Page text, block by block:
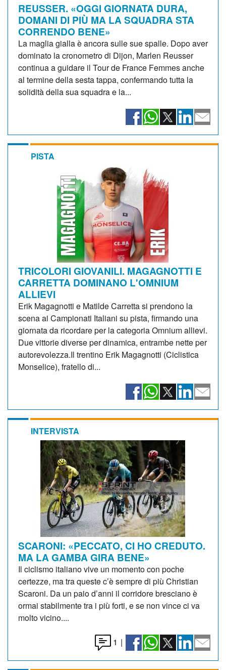
REUSSER. «OGGI GIORNATA DURA,
DOMANI DI PIÙ MA LA SQUADRA STA
CORRENDO BENE»
La maglia gialla è ancora sulle sue spalle. Dopo aver
dominato la cronometro di Dijon, Marlen Reusser
continua a guidare il Tour de France Femmes anche
al termine della sesta tappa, confermando tutta la
solidità della sua squadra e la...
PISTA
TRICOLORI GIOVANILI. MAGAGNOTTI E
CARRETTA DOMINANO L'OMNIUM
ALLIEVI
Erik Magagnotti e Matilde Carretta si prendono la
scena ai Campionati Italiani su pista, firmando una
giornata da ricordare per la categoria Omnium allievi.
Due vittorie diverse per dinamica, entrambe nette per
autorevolezza.Il trentino Erik Magagnotti (Ciclistica
Monselice), fratello di...
INTERVISTA
SCARONI: «PECCATO, CI HO CREDUTO.
MA LA GAMBA GIRA BENE»
Il ciclismo italiano vive un momento con poche
certezze, ma tra queste c’è sempre di più Christian
Scaroni. Da un paio d’anni il corridore bresciano è
ormai stabilmente tra i più forti, e se non vince ci va
molto vicino....
1 |